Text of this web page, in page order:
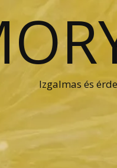
Izgalmas és